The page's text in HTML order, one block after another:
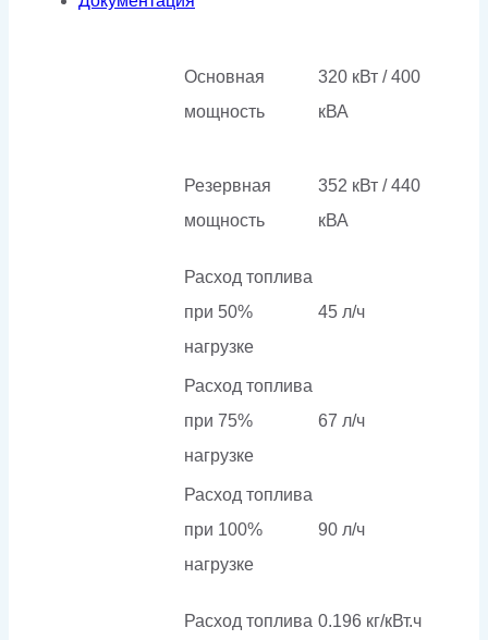
Основная
мощность
320 кВт / 400
кВА
Резервная
мощность
352 кВт / 440
кВА
Расход топлива
при 50%
нагрузке
45 л/ч
Расход топлива
при 75%
нагрузке
67 л/ч
Расход топлива
при 100%
нагрузке
90 л/ч
Расход топлива 0.196 кг/кВт.ч